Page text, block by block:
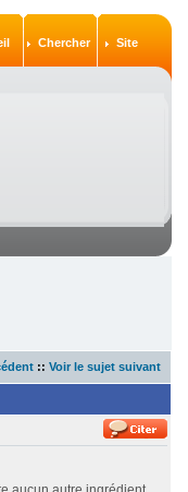
Chercher Site
:: Voir le sujet suivant